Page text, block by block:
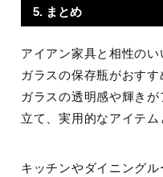
5. まとめ
アイアン家具と相性のい
ガラスの保存瓶がおすす
ガラスの透明感や輝き
立て、実用的なアイテム
キッチンやダイニング